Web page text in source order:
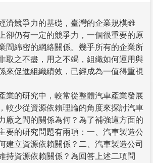
濟競爭力的基礎，臺灣的企業規模雖
卻仍有一定的競爭力，一個很重要的原
間綿密的網絡關係。幾乎所有的企業所
取之不盡，用之不竭，組織如何運用與
來促進組織績效，已經成為一值得重視
業的研究中，較常從整體汽車產業發展
較少從資源依賴理論的角度來探討汽車
廠之間的關係為何？為了補強這方面的
要的研究問題有兩項：一、汽車製造公
建立資源依賴關係？二、汽車製造公司
持資源依賴關係？為回答上述二項問